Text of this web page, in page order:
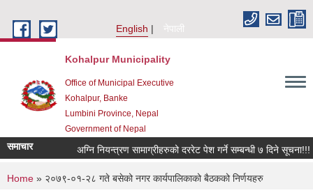
English
नेपाली
Kohalpur Municipality
Office of Municipal Executive
Kohalpur, Banke
Lumbini Province, Nepal
Government of Nepal
समाचार
You are here
Home » २०७९-०१-२८ गते बसेको नगर कार्यपालिकाको बैठकको निर्णयहरु